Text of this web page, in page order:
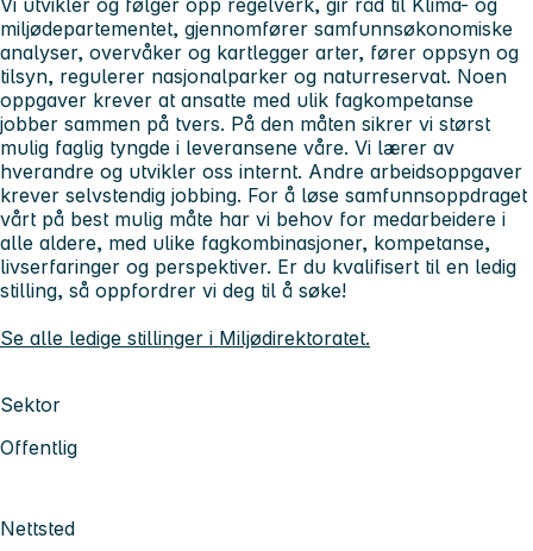
Vi utvikler og følger opp regelverk, gir råd til Klima- og
miljødepartementet, gjennomfører samfunnsøkonomiske
analyser, overvåker og kartlegger arter, fører oppsyn og
tilsyn, regulerer nasjonalparker og naturreservat. Noen
oppgaver krever at ansatte med ulik fagkompetanse
jobber sammen på tvers. På den måten sikrer vi størst
mulig faglig tyngde i leveransene våre. Vi lærer av
hverandre og utvikler oss internt. Andre arbeidsoppgaver
krever selvstendig jobbing. For å løse samfunnsoppdraget
vårt på best mulig måte har vi behov for medarbeidere i
alle aldere, med ulike fagkombinasjoner, kompetanse,
livserfaringer og perspektiver. Er du kvalifisert til en ledig
stilling, så oppfordrer vi deg til å søke!
Se alle ledige stillinger i Miljødirektoratet.
Sektor
Offentlig
Nettsted